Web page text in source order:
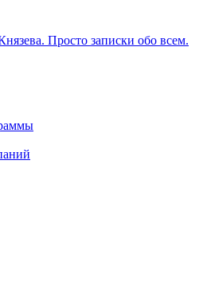
Просто записки обо всем.